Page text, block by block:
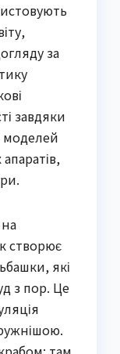
за
завдяки
моделей
створює
які
з пор. Це